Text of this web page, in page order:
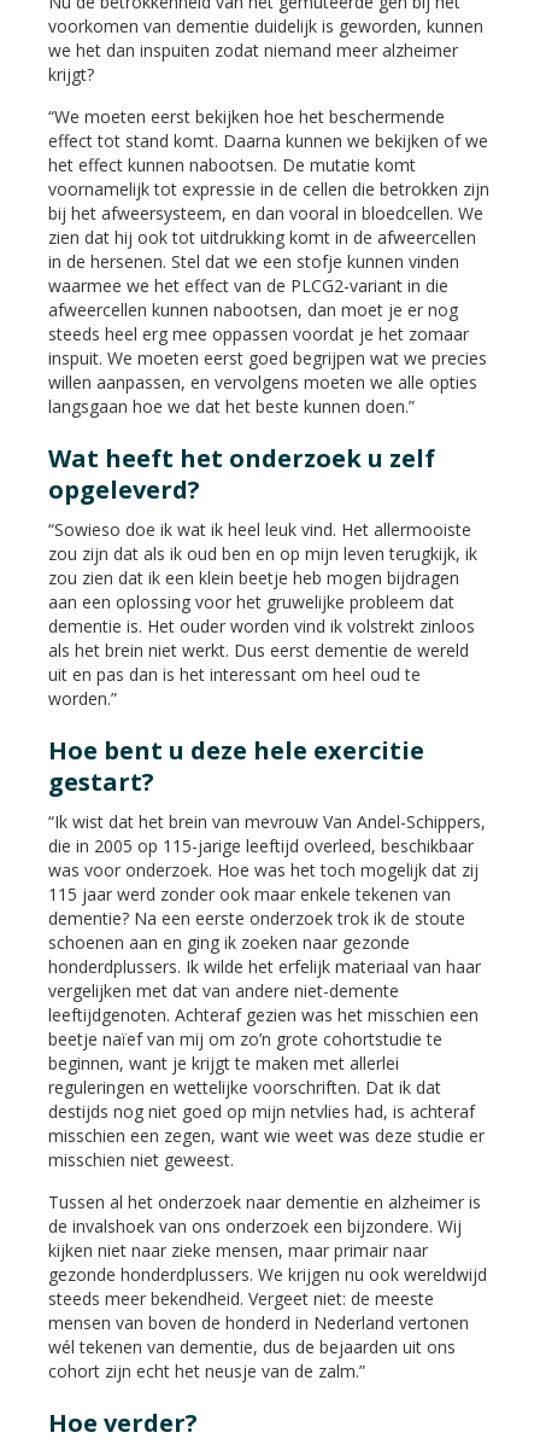
voorkomen van dementie duidelijk is geworden, kunnen
we het dan inspuiten zodat niemand meer alzheimer
krijgt?
“We moeten eerst bekijken hoe het beschermende
effect tot stand komt. Daarna kunnen we bekijken of we
het effect kunnen nabootsen. De mutatie komt
voornamelijk tot expressie in de cellen die betrokken zijn
bij het afweersysteem, en dan vooral in bloedcellen. We
zien dat hij ook tot uitdrukking komt in de afweercellen
in de hersenen. Stel dat we een stofje kunnen vinden
waarmee we het effect van de PLCG2-variant in die
afweercellen kunnen nabootsen, dan moet je er nog
steeds heel erg mee oppassen voordat je het zomaar
inspuit. We moeten eerst goed begrijpen wat we precies
willen aanpassen, en vervolgens moeten we alle opties
langsgaan hoe we dat het beste kunnen doen.”
Wat heeft het onderzoek u zelf
opgeleverd?
“Sowieso doe ik wat ik heel leuk vind. Het allermooiste
zou zijn dat als ik oud ben en op mijn leven terugkijk, ik
zou zien dat ik een klein beetje heb mogen bijdragen
aan een oplossing voor het gruwelijke probleem dat
dementie is. Het ouder worden vind ik volstrekt zinloos
als het brein niet werkt. Dus eerst dementie de wereld
uit en pas dan is het interessant om heel oud te
worden.”
Hoe bent u deze hele exercitie
gestart?
“Ik wist dat het brein van mevrouw Van Andel-Schippers,
die in 2005 op 115-jarige leeftijd overleed, beschikbaar
was voor onderzoek. Hoe was het toch mogelijk dat zij
115 jaar werd zonder ook maar enkele tekenen van
dementie? Na een eerste onderzoek trok ik de stoute
schoenen aan en ging ik zoeken naar gezonde
honderdplussers. Ik wilde het erfelijk materiaal van haar
vergelijken met dat van andere niet-demente
leeftijdgenoten. Achteraf gezien was het misschien een
beetje naïef van mij om zo’n grote cohortstudie te
beginnen, want je krijgt te maken met allerlei
reguleringen en wettelijke voorschriften. Dat ik dat
destijds nog niet goed op mijn netvlies had, is achteraf
misschien een zegen, want wie weet was deze studie er
misschien niet geweest.
Tussen al het onderzoek naar dementie en alzheimer is
de invalshoek van ons onderzoek een bijzondere. Wij
kijken niet naar zieke mensen, maar primair naar
gezonde honderdplussers. We krijgen nu ook wereldwijd
steeds meer bekendheid. Vergeet niet: de meeste
mensen van boven de honderd in Nederland vertonen
wél tekenen van dementie, dus de bejaarden uit ons
cohort zijn echt het neusje van de zalm.”
Hoe verder?